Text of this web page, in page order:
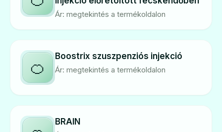
Ár: megtekintés a termékoldalon
🍊
Boostrix szuszpenziós injekció
Ár: megtekintés a termékoldalon
BRAIN